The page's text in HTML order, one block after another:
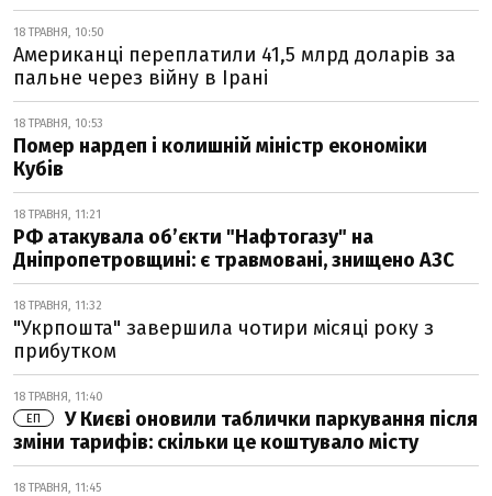
18 ТРАВНЯ, 10:50
Американці переплатили 41,5 млрд доларів за
пальне через війну в Ірані
18 ТРАВНЯ, 10:53
Помер нардеп і колишній міністр економіки
Кубів
18 ТРАВНЯ, 11:21
РФ атакувала об’єкти "Нафтогазу" на
Дніпропетровщині: є травмовані, знищено АЗС
18 ТРАВНЯ, 11:32
"Укрпошта" завершила чотири місяці року з
прибутком
18 ТРАВНЯ, 11:40
ЕП
У Києві оновили таблички паркування після
зміни тарифів: скільки це коштувало місту
18 ТРАВНЯ, 11:45